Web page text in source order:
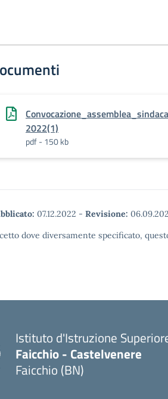
2022(1)
pdf - 150 kb
07.12.2022 - Revisione:
dove diversamente specificato,
Istituto d'Istruzione
Faicchio - Castelvenere
Faicchio (BN)